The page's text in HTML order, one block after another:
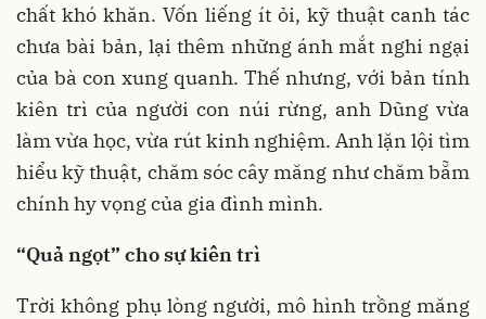
chất khó khăn. Vốn liếng ít ỏi, kỹ thuật canh tác
chưa bài bản, lại thêm những ánh mắt nghi ngại
của bà con xung quanh. Thế nhưng, với bản tính
kiên trì của người con núi rừng, anh Dũng vừa
làm vừa học, vừa rút kinh nghiệm. Anh lặn lội tìm
hiểu kỹ thuật, chăm sóc cây măng như chăm bẵm
chính hy vọng của gia đình mình.
“Quả ngọt” cho sự kiên trì
Trời không phụ lòng người, mô hình trồng măng